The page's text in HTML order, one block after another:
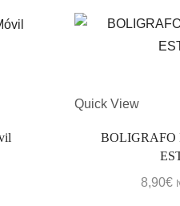
Quick View
BOLIGRAFO
8,90€